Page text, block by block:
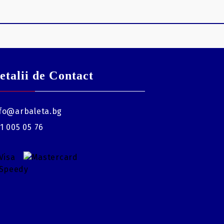
de Contact
005 05 76